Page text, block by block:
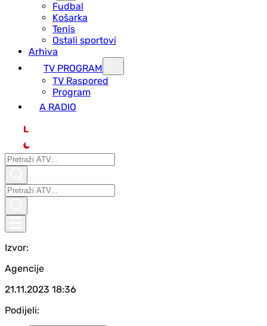
Fudbal
Košarka
Tenis
Ostali sportovi
Arhiva
TV PROGRAM
ТV Raspored
Program
A RADIO
L
Izvor:
Agencije
21.11.2023 18:36
Podijeli: